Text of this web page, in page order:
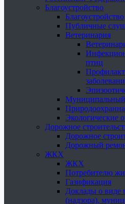
Благоустройство
Благоустройство
Публичные
Ветеринария
птиц
Муниципальный
Экологические
Дорожное
Дорожное
Дорожный
ЖКХ
ЖКХ
Потребителю
Газификация
Доклады о виде
(надзора),